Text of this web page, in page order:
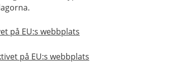
på EU:s webbplats
på EU:s webbplats